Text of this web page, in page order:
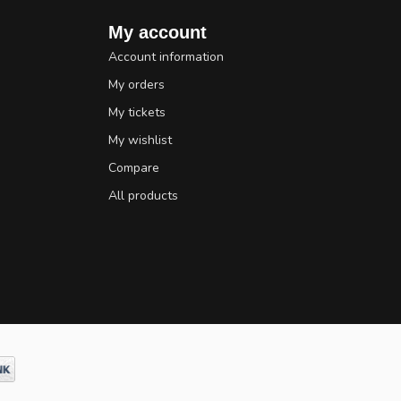
My account
Account information
My orders
My tickets
My wishlist
Compare
All products